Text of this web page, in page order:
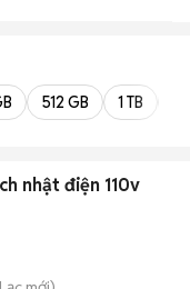
512 GB 1 TB
nhật điện 110v